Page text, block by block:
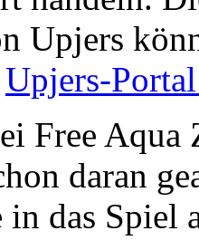
Upjers
Upjers-
Free Aqua
daran
das Spiel